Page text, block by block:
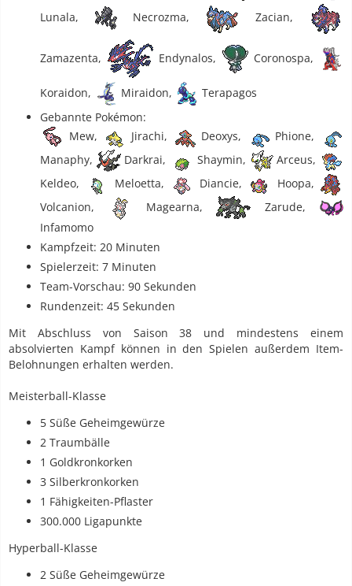
Lunala,
Necrozma, Zacian,
Zamazenta, Endynalos, Coronospa,
Koraidon, Miraidon,
Terapagos
Gebannte Pokémon:
Mew,
Jirachi, Deoxys,
Phione,
Manaphy,
Darkrai, Shaymin,
Arceus,
Keldeo,
Meloetta, Diancie,
Hoopa,
Volcanion,
Magearna,
Zarude,
Infamomo
Kampfzeit: 20 Minuten
Spielerzeit: 7 Minuten
Team-Vorschau: 90 Sekunden
Rundenzeit: 45 Sekunden
Mit Abschluss von Saison 38 und mindestens einem
absolvierten Kampf können in den Spielen außerdem Item-
Belohnungen erhalten werden.
Meisterball-Klasse
5 Süße Geheimgewürze
2 Traumbälle
1 Goldkronkorken
3 Silberkronkorken
1 Fähigkeiten-Pflaster
300.000 Ligapunkte
Hyperball-Klasse
2 Süße Geheimgewürze